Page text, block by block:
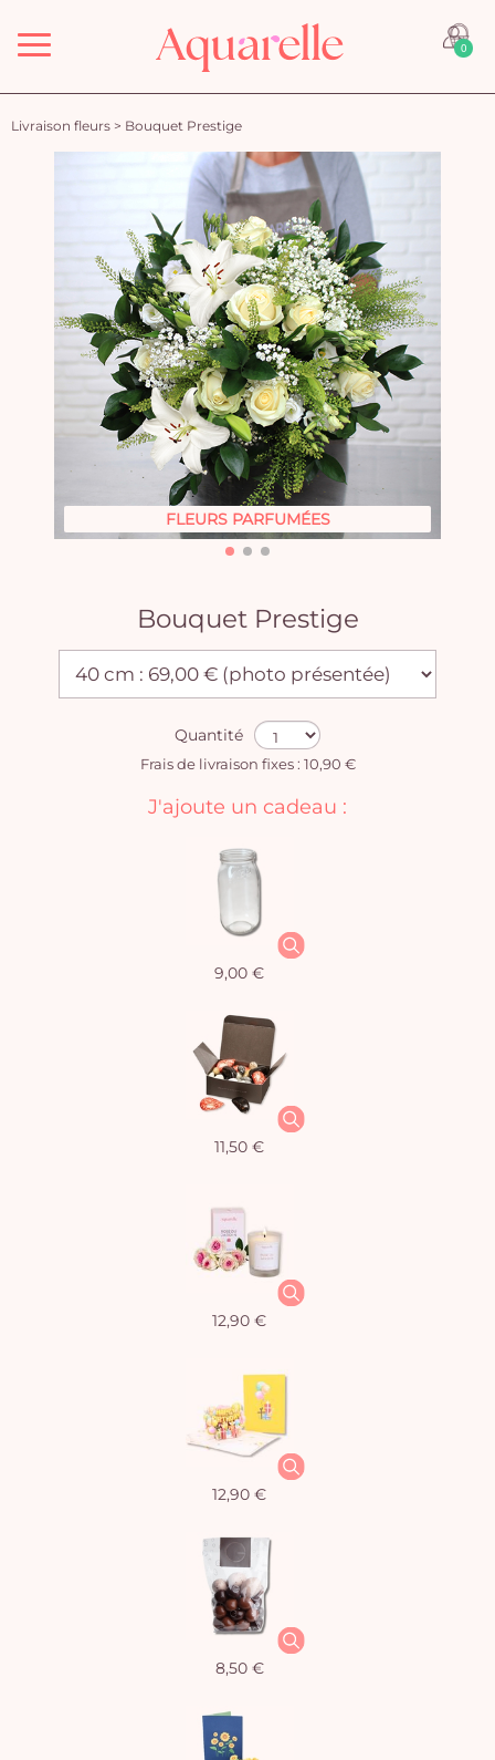
Menu 0
Livraison fleurs > Bouquet Prestige
FLEURS PARFUMÉES
Bouquet Prestige
Quantité
Frais de livraison fixes : 10,90 €
J'ajoute un cadeau :
9,00 €
11,50 €
12,90 €
12,90 €
8,50 €